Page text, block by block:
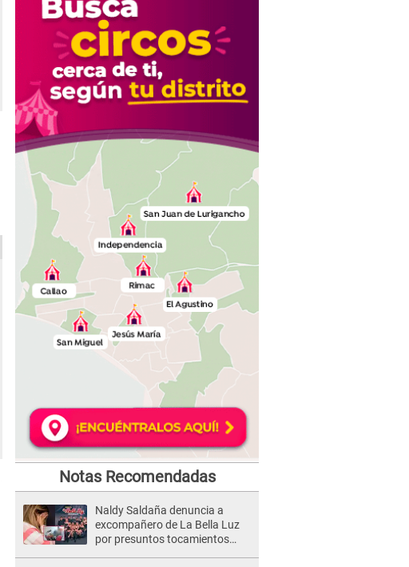
Notas Recomendadas
Naldy Saldaña denuncia a
excompañero de La Bella Luz
por presuntos tocamientos